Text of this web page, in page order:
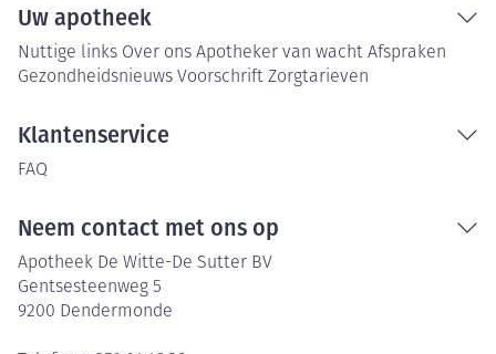
Uw apotheek
Nuttige links Over ons Apotheker van wacht Afspraken
Gezondheidsnieuws Voorschrift Zorgtarieven
Klantenservice
FAQ
Neem contact met ons op
Apotheek De Witte-De Sutter BV
Gentsesteenweg 5
9200 Dendermonde